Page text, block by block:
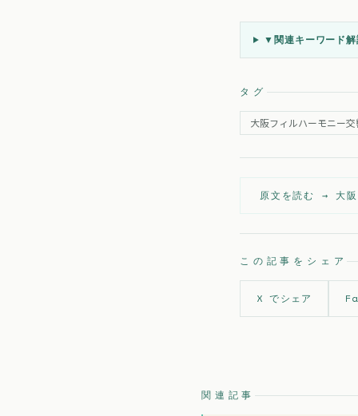
▼ 関連キーワード
タグ
大阪フィルハーモニー交
原文を読む → 大
この記事をシェア
X でシェア
関連記事